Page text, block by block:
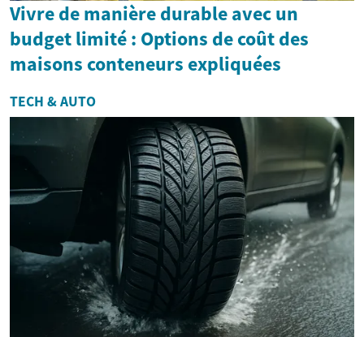
Vivre de manière durable avec un
budget limité : Options de coût des
maisons conteneurs expliquées
TECH & AUTO